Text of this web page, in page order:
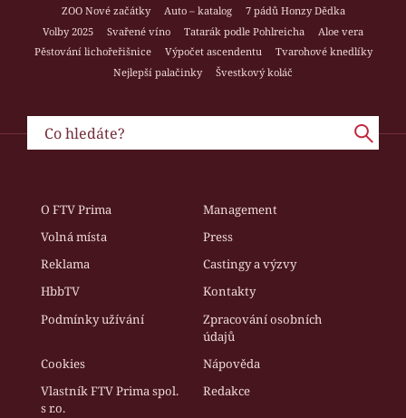
ZOO Nové začátky
Auto – katalog
7 pádů Honzy Dědka
Volby 2025
Svařené víno Tatarák podle Pohlreicha
Aloe vera
Pěstování lichořeřišnice
Výpočet ascendentu
Tvarohové knedlíky
Nejlepší palačinky
Švestkový koláč
O FTV Prima
Management
Volná místa
Press
Reklama
Castingy a výzvy
HbbTV
Kontakty
Podmínky užívání
Zpracování osobních
údajů
Cookies
Nápověda
Vlastník FTV Prima spol.
s r.o.
Redakce